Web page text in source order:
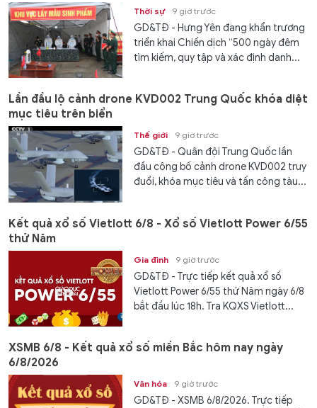
Thời sự 9 giờ trước
GD&TĐ - Hưng Yên đang khẩn trương
triển khai Chiến dịch “500 ngày đêm
tìm kiếm, quy tập và xác định danh...
Lần đầu lộ cảnh drone KVD002 Trung Quốc khóa diệt
mục tiêu trên biển
Thế giới 9 giờ trước
GD&TĐ - Quân đội Trung Quốc lần
đầu công bố cảnh drone KVD002 truy
đuổi, khóa mục tiêu và tấn công tàu...
Kết quả xổ số Vietlott 6/8 - Xổ số Vietlott Power 6/55
thứ Năm
Gia đình 9 giờ trước
GD&TĐ - Trực tiếp kết quả xổ số
Vietlott Power 6/55 thứ Năm ngày 6/8
bắt đầu lúc 18h. Tra KQXS Vietlott...
XSMB 6/8 - Kết quả xổ số miền Bắc hôm nay ngày
6/8/2026
Văn hóa 9 giờ trước
GD&TĐ - XSMB 6/8/2026. Trực tiếp